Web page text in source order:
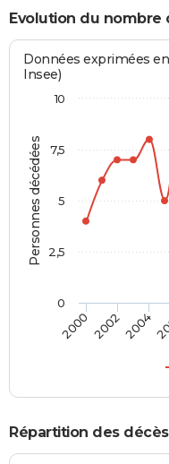
Evolution du nombre
Personnes décédées
Données exprimées
Insee)
2000 20022004
0
10
2,5
5
7,5
Répartition des